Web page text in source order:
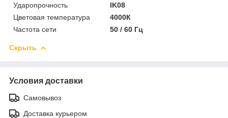
Ударопрочность
IK08
Цветовая температура
4000К
Частота сети
50 / 60 Гц
Скрыть
Условия доставки
Самовывоз
Доставка курьером